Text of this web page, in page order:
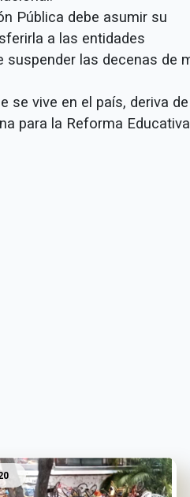
Pública debe asumir su
a las entidades
suspender las decenas de
se vive en el país, deriva
para la Reforma